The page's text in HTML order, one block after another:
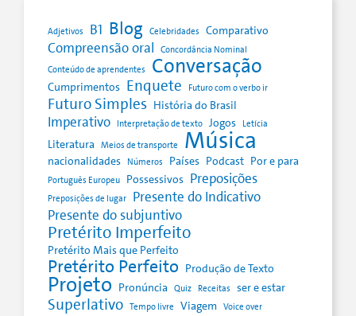
Adjetivos B1 Blog Celebridades Comparativo
Compreensão oral Concordância Nominal
Conteúdo de aprendentes
Conversação
Cumprimentos Enquete Futuro com o verbo ir
Futuro Simples História do Brasil
Imperativo Interpretação de texto Jogos Letícia
Literatura Meios de transporte Música
nacionalidades Números Países Podcast Por e para
Português Europeu Possessivos Preposições
Preposições de lugar Presente do Indicativo
Presente do subjuntivo
Pretérito Imperfeito
Pretérito Mais que Perfeito
Pretérito Perfeito Produção de Texto
Projeto Pronúncia Quiz Receitas ser e estar
Superlativo Tempo livre Viagem Voice over